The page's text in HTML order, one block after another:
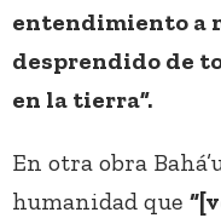
entendimiento a
desprendido de
en la tierra”.
En otra obra
humanidad que